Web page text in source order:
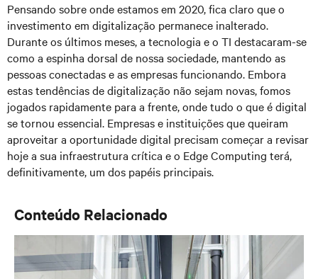
Pensando sobre onde estamos em 2020, fica claro que o
investimento em digitalização permanece inalterado.
Durante os últimos meses, a tecnologia e o TI destacaram-se
como a espinha dorsal de nossa sociedade, mantendo as
pessoas conectadas e as empresas funcionando. Embora
estas tendências de digitalização não sejam novas, fomos
jogados rapidamente para a frente, onde tudo o que é digital
se tornou essencial. Empresas e instituições que queiram
aproveitar a oportunidade digital precisam começar a revisar
hoje a sua infraestrutura crítica e o Edge Computing terá,
definitivamente, um dos papéis principais.
Conteúdo Relacionado